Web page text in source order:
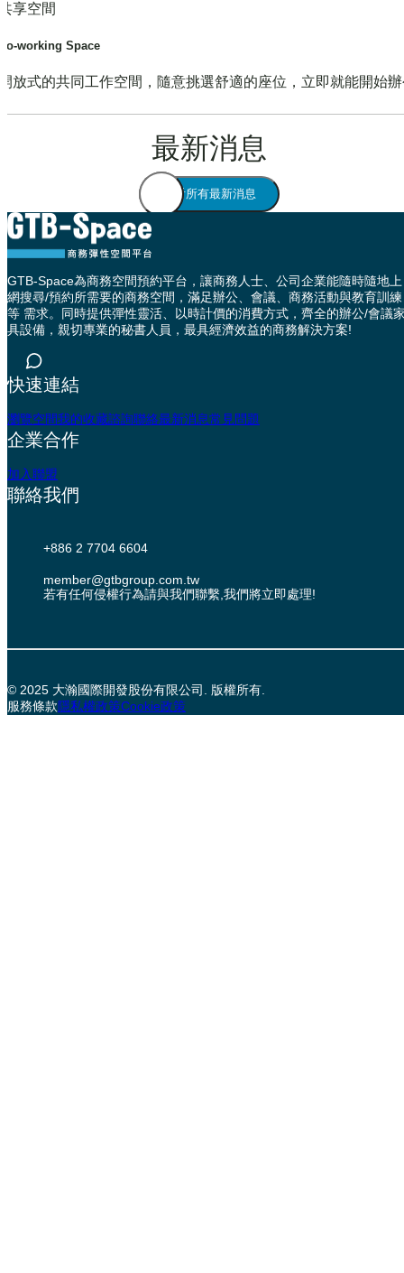
享空間
working Space
放式的共同工作空間，隨意挑選舒適的座位，立即就能開始
最新消息
查看所有最新消息
GTB-Space為商務空間預約平台，讓商務人士、公司企業能隨時隨地上
網搜尋/預約所需要的商務空間，滿足辦公、會議、商務活動與教育訓練
等 需求。同時提供彈性靈活、以時計價的消費方式，齊全的辦公/會議
具設備，親切專業的秘書人員，最具經濟效益的商務解決方案!
快速連結
瀏覽空間我的收藏諮詢聯絡最新消息常見問題
企業合作
加入聯盟
聯絡我們
+886 2 7704 6604
member@gtbgroup.com.tw
若有任何侵權行為請與我們聯繫,我們將立即處理!
© 2025 大瀚國際開發股份有限公司. 版權所有.
服務條款隱私權政策Cookie政策